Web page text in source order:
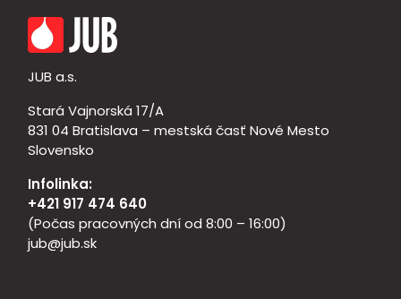
JUB a.s.
Stará Vajnorská 17/A
831 04 Bratislava – mestská časť Nové Mesto
Slovensko
Infolinka:
+421 917 474 640
(Počas pracovných dní od 8:00 – 16:00)
jub@jub.sk